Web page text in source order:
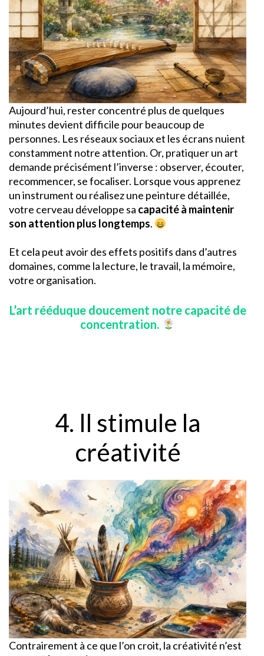
Aujourd’hui, rester concentré plus de quelques
minutes devient difficile pour beaucoup de
personnes. Les réseaux sociaux et les écrans nuient
constamment notre attention. Or, pratiquer un art
demande précisément l’inverse : observer, écouter,
recommencer, se focaliser. Lorsque vous apprenez
un instrument ou réalisez une peinture détaillée,
votre cerveau développe sa capacité à maintenir
son attention plus longtemps.
Et cela peut avoir des effets positifs dans d’autres
domaines, comme la lecture, le travail, la mémoire,
votre organisation.
L’art rééduque doucement notre capacité de
concentration.
4. Il stimule la
créativité
Contrairement à ce que l’on croit, la créativité n’est